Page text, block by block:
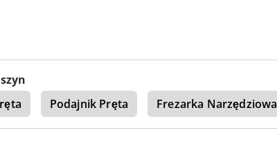
Podajnik Pręta Frezarka Narzędziowa